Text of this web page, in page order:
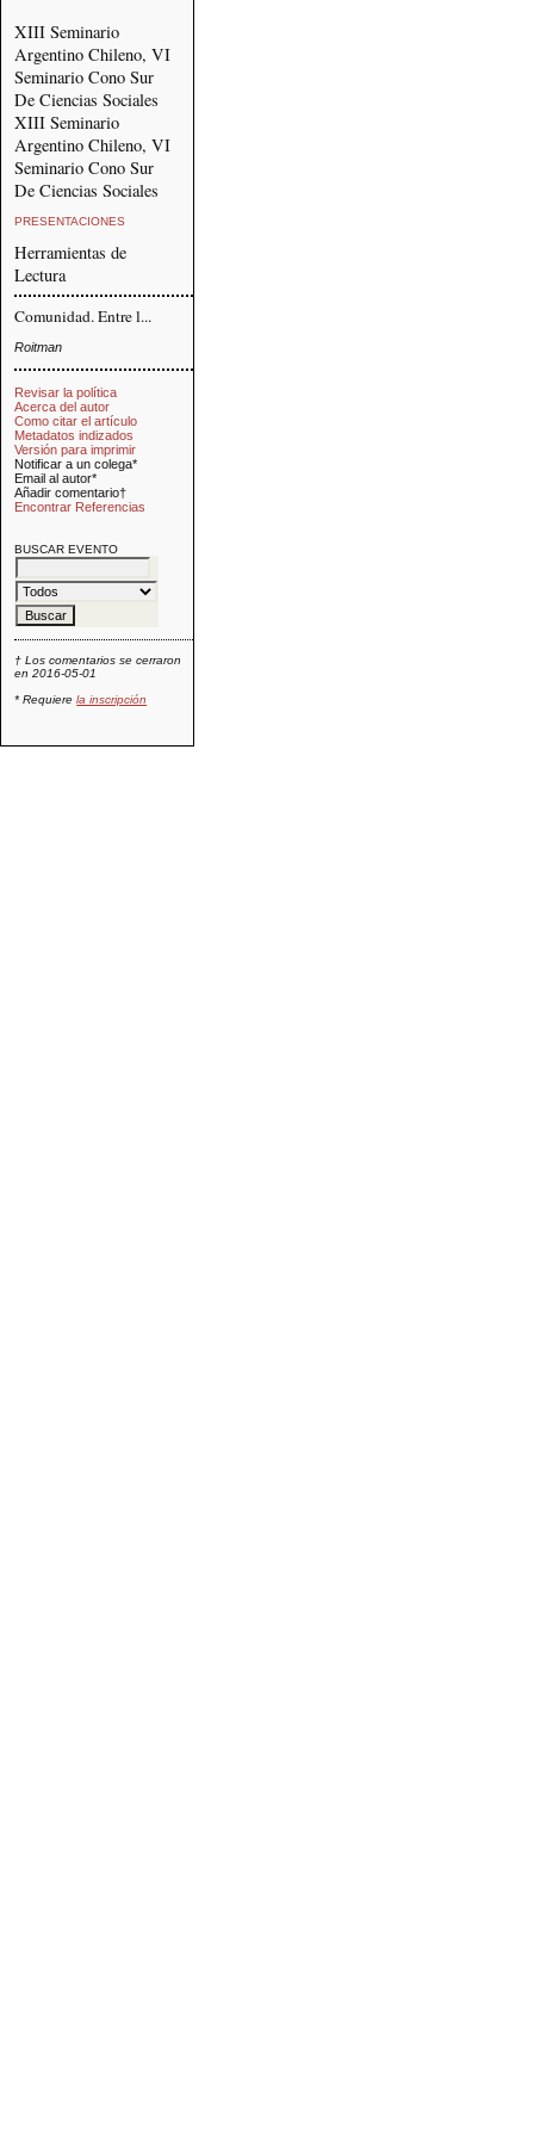
XIII Seminario
Argentino Chileno, VI
Seminario Cono Sur
De Ciencias Sociales
XIII Seminario
Argentino Chileno, VI
Seminario Cono Sur
De Ciencias Sociales
PRESENTACIONES
Herramientas de
Lectura
Comunidad. Entre l...
Roitman
Revisar la política
Acerca del autor
Como citar el artículo
Metadatos indizados
Versión para imprimir
Notificar a un colega*
Email al autor*
Añadir comentario†
Encontrar Referencias
BUSCAR EVENTO
† Los comentarios se cerraron
en 2016-05-01
* Requierela inscripción